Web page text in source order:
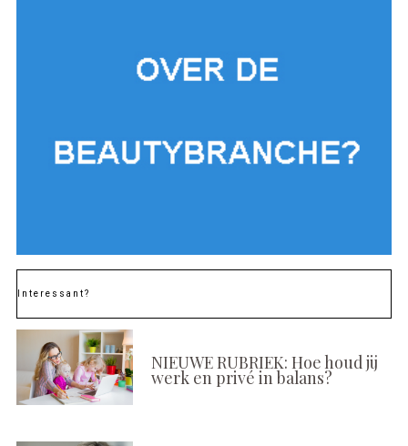
Interessant?
NIEUWE RUBRIEK: Hoe houd jij
werk en privé in balans?